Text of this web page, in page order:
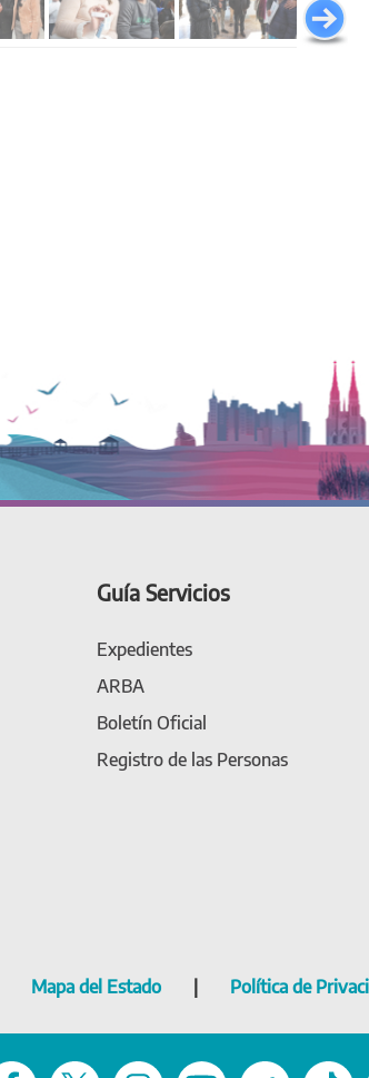
Guía Servicios
Expedientes
ARBA
Boletín Oficial
Registro de las Personas
Mapa del Estado Política de